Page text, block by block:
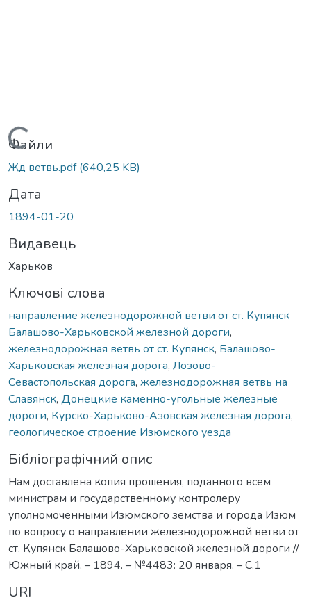
Вантажиться...
Файли
Жд ветвь.pdf(640,25 KB)
Дата
1894-01-20
Видавець
Харьков
Ключові слова
направление железнодорожной ветви от ст. Купянск
Балашово-Харьковской железной дороги,
железнодорожная ветвь от ст. Купянск, Балашово-
Харьковская железная дорога, Лозово-
Севастопольская дорога, железнодорожная ветвь на
Славянск, Донецкие каменно-угольные железные
дороги, Курско-Харьково-Азовская железная дорога,
геологическое строение Изюмского уезда
Бібліографічний опис
Нам доставлена копия прошения, поданного всем
министрам и государственному контролеру
уполномоченными Изюмского земства и города Изюм
по вопросу о направлении железнодорожной ветви от
ст. Купянск Балашово-Харьковской железной дороги //
Южный край. – 1894. – №4483: 20 января. – С.1
URI